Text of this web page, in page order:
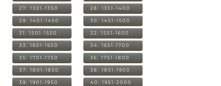
27: 1301-1350 28: 1351-1400
29: 1401-1450 30: 1451-1500
31: 1501-1550 32: 1551-1600
33: 1601-1650 34: 1651-1700
35: 1701-1750 36: 1751-1800
37: 1801-1850 38: 1851-1900
39: 1901-1950 40: 1951-2000